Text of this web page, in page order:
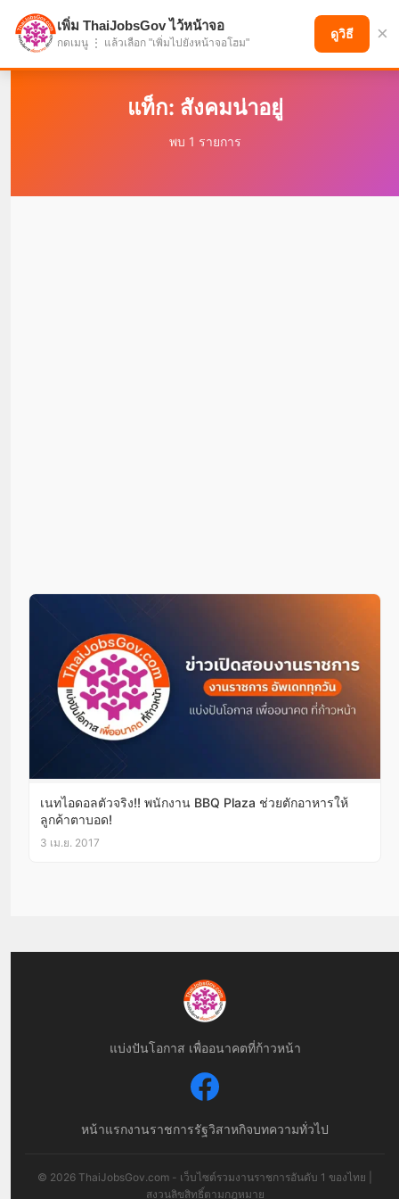
แบ่งปันโอกาส เพื่ออนาคตที่ก้าวหน้า
แท็ก: สังคมน่าอยู่
พบ 1 รายการ
เนทไอดอลตัวจริง!! พนักงาน BBQ Plaza ช่วยตักอาหารให้
ลูกค้าตาบอด!
3 เม.ย. 2017
แบ่งปันโอกาส เพื่ออนาคตที่ก้าวหน้า
หน้าแรกงานราชการรัฐวิสาหกิจบทความทั่วไป
© 2026 ThaiJobsGov.com - เว็บไซต์รวมงานราชการอันดับ 1 ของไทย |
สงวนลิขสิทธิ์ตามกฎหมาย
เพิ่ม ThaiJobsGov ไว้หน้าจอ
กดเมนู ⋮ แล้วเลือก "เพิ่มไปยังหน้าจอโฮม"
ดูวิธี ×